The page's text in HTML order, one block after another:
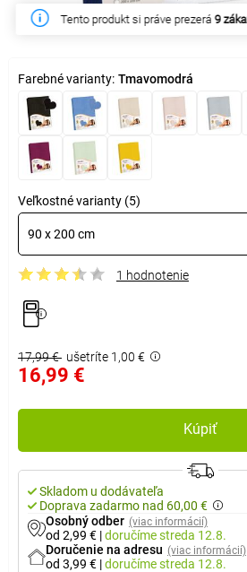
Tento týždeň zakúpilo5 zákazníkov
Farebné varianty: Tmavomodrá
Veľkostné varianty (5)
90 x 200 cm
1 hodnotenie
17,99 € ušetríte 1,00 €
16,99 €
Kúpiť
Skladom u dodávateľa
Doprava zadarmo nad 60,00 €
Osobný odber (viac informácií)
od 2,99 € |doručímestreda 12.8.
Doručenie na adresu (viac informácií)
od 3,99 € |doručímestreda 12.8.